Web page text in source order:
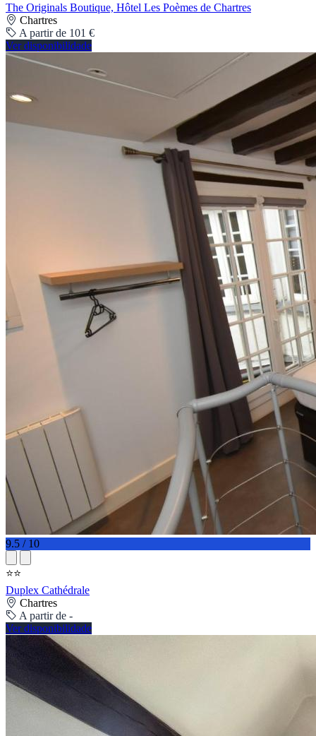
The Originals Boutique, Hôtel Les Poèmes de Chartres
Chartres
A partir de 101 €
Ver disponibilidade
9.5 / 10
⭐⭐
Duplex Cathédrale
Chartres
A partir de -
Ver disponibilidade